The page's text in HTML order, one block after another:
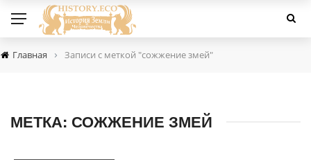
Главная › Записи с меткой "сожжение змей"
МЕТКА: СОЖЖЕНИЕ ЗМЕЙ